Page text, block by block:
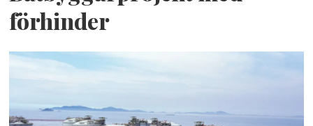
förhinder